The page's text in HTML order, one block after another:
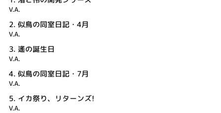
V.A.
2. 似鳥の同室日記・4月
V.A.
3. 遙の誕生日
V.A.
4. 似鳥の同室日記・7月
V.A.
5. イカ祭り、リターンズ!
V.A.